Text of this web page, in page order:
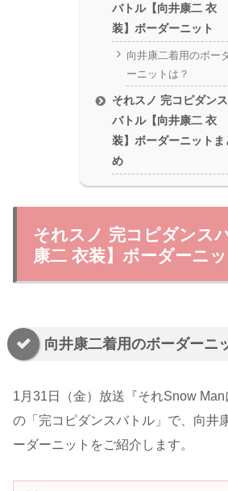
バトル【向井康二 衣
装】ボーダーニット
向井康二着用のボー
ーニットは？
それスノ 完コピダンス
バトル【向井康二 衣
装】ボーダーニットま
め
それスノ 完コピダンス
康二 衣装】ボーダーニッ
向井康二着用のボーダーニ
1月31日（金）放送『それSnow Man
の「完コピダンスバトル」で、向井
ーダーニットをご紹介します。